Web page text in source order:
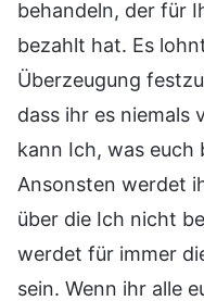
behandeln, der für
bezahlt hat. Es
Überzeugung
dass ihr es niemals
kann Ich, was
Ansonsten werdet
über die Ich nicht
werdet für immer
sein. Wenn ihr alle